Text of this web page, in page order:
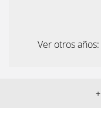
Ver otros años:
+